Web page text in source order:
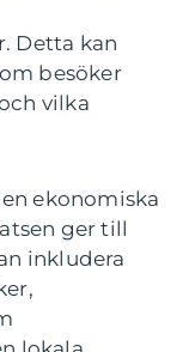
Detta kan
besöker
vilka
ekonomiska
ger till
inkludera